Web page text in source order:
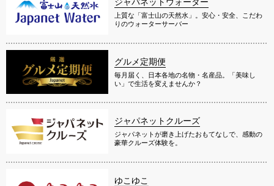
上質な「富士山の天然水」。安心・安全、こだわ
りのウォーターサーバー
グルメ定期便
毎月届く、日本各地の名物・名産品。「美味し
い」で生活を変えませんか？
ジャパネットクルーズ
ジャパネットが磨き上げたおもてなしで、感動の
豪華クルーズ体験を。
ゆこゆこ